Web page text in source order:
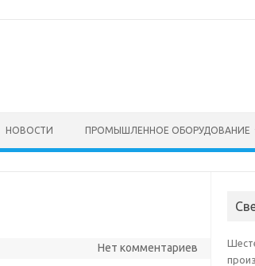
НОВОСТИ ПРОМЫШЛЕННОЕ ОБОРУДОВАНИЕ
Нет комментариев